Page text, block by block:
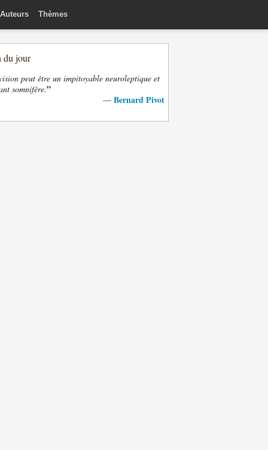
Auteurs Thèmes
du jour
peut être un impitoyable neuroleptique et
somnifère.”
— Bernard Pivot